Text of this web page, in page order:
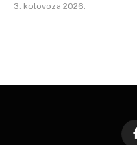
3. kolovoza 2026.